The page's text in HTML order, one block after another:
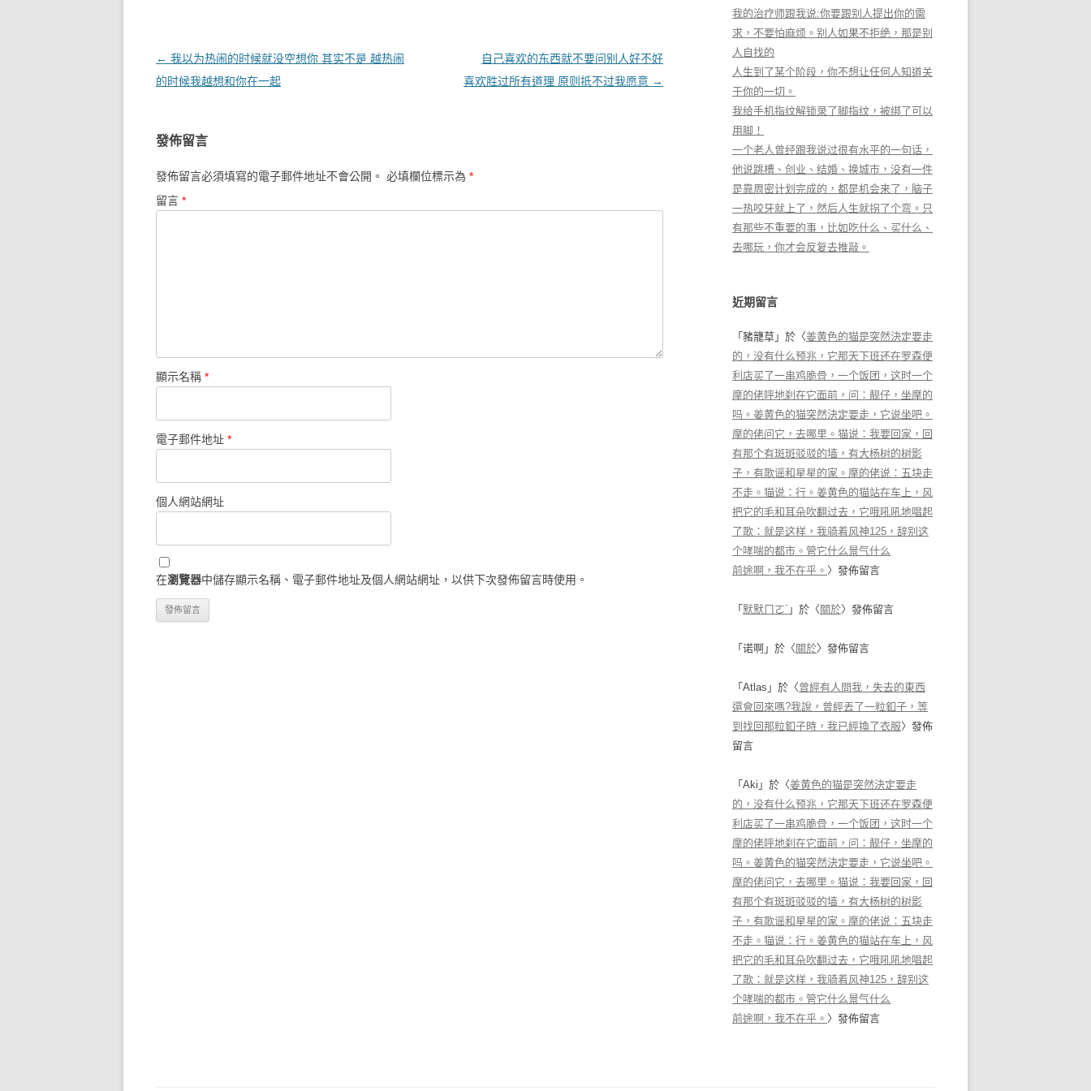
文章導覽
← 我以为热闹的时候就没空想你 其实不是 越热闹
的时候我越想和你在一起
自己喜欢的东西就不要问别人好不好
喜欢胜过所有道理 原则抵不过我愿意 →
發佈留言
發佈留言必須填寫的電子郵件地址不會公開。 必填欄位標示為 *
留言 *
顯示名稱 *
電子郵件地址 *
個人網站網址
在瀏覽器中儲存顯示名稱、電子郵件地址及個人網站網址，以供下次發佈留言時使用。
我的治疗师跟我说:你要跟别人提出你的需
求，不要怕麻烦。别人如果不拒绝，那是别
人自找的
人生到了某个阶段，你不想让任何人知道关
于你的一切。
我给手机指纹解锁录了脚指纹，被绑了可以
用脚！
一个老人曾经跟我说过很有水平的一句话，
他说跳槽、创业、结婚、换城市，没有一件
是靠周密计划完成的，都是机会来了，脑子
一热咬牙就上了，然后人生就拐了个弯。只
有那些不重要的事，比如吃什么、买什么、
去哪玩，你才会反复去推敲。
近期留言
「 豬籠草 」於〈姜黄色的猫是突然決定要走
的，没有什么预兆，它那天下班还在罗森便
利店买了一串鸡脆骨，一个饭团，这时一个
摩的佬呼地刹在它面前，问：靓仔，坐摩的
吗。姜黄色的猫突然決定要走，它说坐吧。
摩的佬问它，去哪里。猫说：我要回家，回
有那个有斑斑驳驳的墙，有大杨树的树影
子，有歌谣和星星的家。摩的佬说：五块走
不走。猫说：行。姜黄色的猫站在车上，风
把它的毛和耳朵吹翻过去，它哦吼吼地唱起
了歌：就是这样，我骑着风神125，辞别这
个哮喘的都市。管它什么景气什么
前途啊，我不在乎。 〉發佈留言
「 默默ㄇㄛˋ 」於〈 關於〉發佈留言
「 诺啊 」於〈 關於〉發佈留言
「 Atlas 」於〈曾經有人問我，失去的東西
還會回來嗎?我說，曾經丟了一粒釦子，等
到找回那粒釦子時，我已經換了衣服〉發佈
留言
「 Aki 」於〈姜黄色的猫是突然決定要走
的，没有什么预兆，它那天下班还在罗森便
利店买了一串鸡脆骨，一个饭团，这时一个
摩的佬呼地刹在它面前，问：靓仔，坐摩的
吗。姜黄色的猫突然決定要走，它说坐吧。
摩的佬问它，去哪里。猫说：我要回家，回
有那个有斑斑驳驳的墙，有大杨树的树影
子，有歌谣和星星的家。摩的佬说：五块走
不走。猫说：行。姜黄色的猫站在车上，风
把它的毛和耳朵吹翻过去，它哦吼吼地唱起
了歌：就是这样，我骑着风神125，辞别这
个哮喘的都市。管它什么景气什么
前途啊，我不在乎。 〉發佈留言